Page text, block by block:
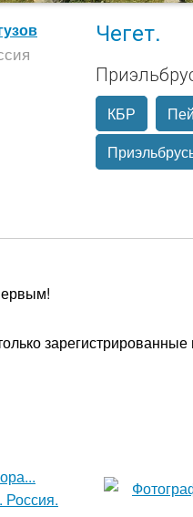
Чегет.
КБР
зарегистрированные